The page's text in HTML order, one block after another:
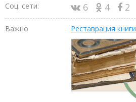
Соц. сети: 6 4 2
Важно Реставрация книги